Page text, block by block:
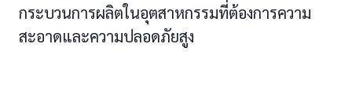
กระบวนการผลิตในอุตสาหกรรมที่ต้องการความ
สะอาดและความปลอดภัยสูง